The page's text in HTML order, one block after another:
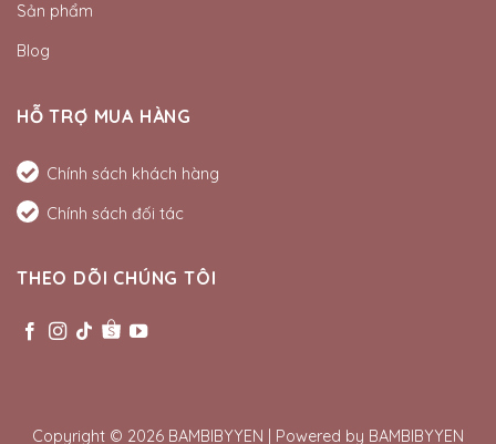
Sản phẩm
Blog
HỖ TRỢ MUA HÀNG
Chính sách khách hàng
Chính sách đối tác
THEO DÕI CHÚNG TÔI
Copyright © 2026 BAMBIBYYEN | Powered by BAMBIBYYEN